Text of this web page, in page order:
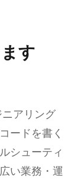
す
アリング
ードを書く
シューティ
い業務・運